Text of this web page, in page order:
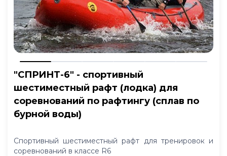
"СПРИНТ-6" - спортивный
шестиместный рафт (лодка) для
соревнований по рафтингу (сплав по
бурной воды)
Спортивный шестиместный рафт для тренировок и
соревнований в классе R6